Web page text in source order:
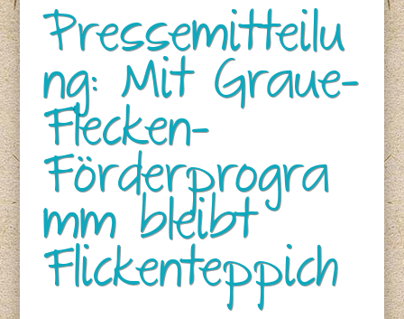
Pressemitteilu
ng: Mit Graue-
Flecken-
Förderprogra
mm bleibt
Flickenteppich